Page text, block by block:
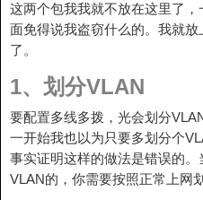
这两个包我我就不放在这里了
面免得说我盗窃什么的。我就
了。
1、划分VLAN
要配置多线多拨，光会划分
一开始我也以为只要多划分个
事实证明这样的做法是错误的
VLAN的，你需要按照正常上网